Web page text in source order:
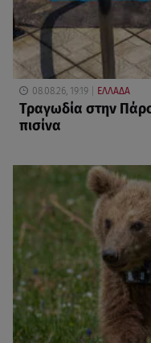
08.08.26, 19:19 ΕΛΛΑΔΑ
Τραγωδία στην
πισίνα